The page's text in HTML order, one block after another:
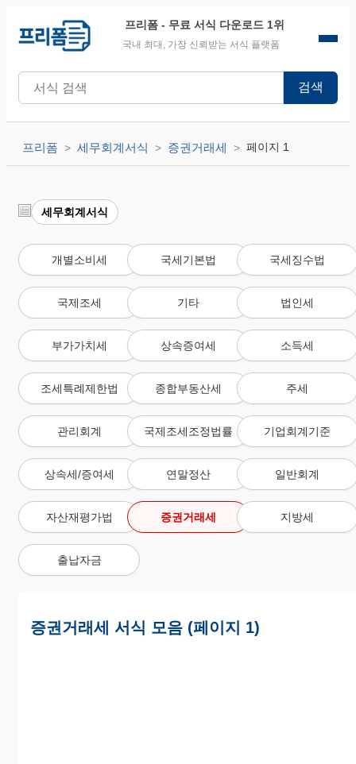
프리폼 - 무료 서식 다운로드 1위
국내 최대, 가장 신뢰받는 서식 플랫폼
검색
프리폼 세무회계서식 증권거래세 페이지 1
세무회계서식
개별소비세 국세기본법 국세징수법
국제조세 기타 법인세
부가가치세 상속증여세 소득세
조세특례제한법 종합부동산세 주세
관리회계 국제조세조정법률 기업회계기준
상속세/증여세 연말정산 일반회계
자산재평가법 증권거래세 지방세
출납자금
증권거래세 서식 모음 (페이지 1)